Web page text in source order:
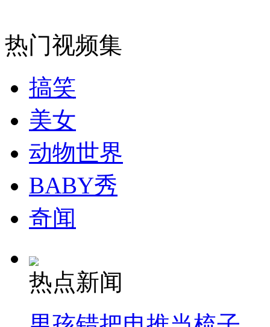
司机酒驾遇交警 急速倒车逃窜
热门视频集
搞笑
美女
动物世界
BABY秀
奇闻
热点新闻